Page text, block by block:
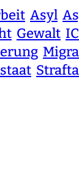
Asyl
Gewalt